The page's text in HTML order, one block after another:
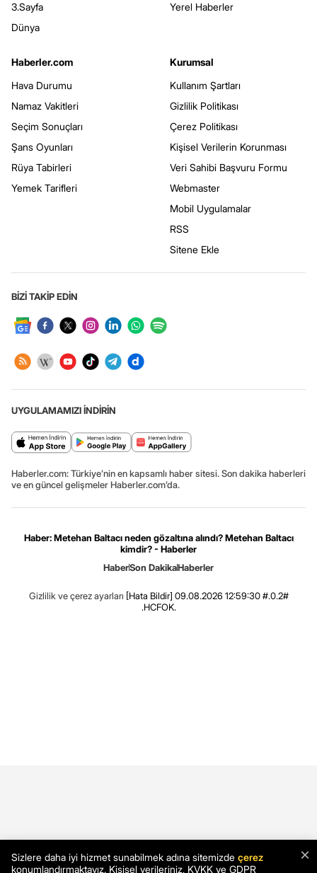
3.Sayfa
Dünya
Yerel Haberler
Haberler.com
Hava Durumu
Namaz Vakitleri
Seçim Sonuçları
Şans Oyunları
Rüya Tabirleri
Yemek Tarifleri
Kurumsal
Kullanım Şartları
Gizlilik Politikası
Çerez Politikası
Kişisel Verilerin Korunması
Veri Sahibi Başvuru Formu
Webmaster
Mobil Uygulamalar
RSS
Sitene Ekle
BİZİ TAKİP EDİN
UYGULAMAMIZI İNDİRİN
Haberler.com: Türkiye’nin en kapsamlı haber sitesi. Son dakika haberleri
ve en güncel gelişmeler Haberler.com’da.
Haber: Metehan Baltacı neden gözaltına alındı? Metehan Baltacı
kimdir? - Haberler
HaberSon DakikaHaberler
Gizlilik ve çerez ayarları [Hata Bildir] 09.08.2026 12:59:30 #.0.2#
.HCFOK.
×
Sizlere daha iyi hizmet sunabilmek adına sitemizde çerez
konumlandırmaktayız. Kişisel verileriniz, KVKK ve GDPR